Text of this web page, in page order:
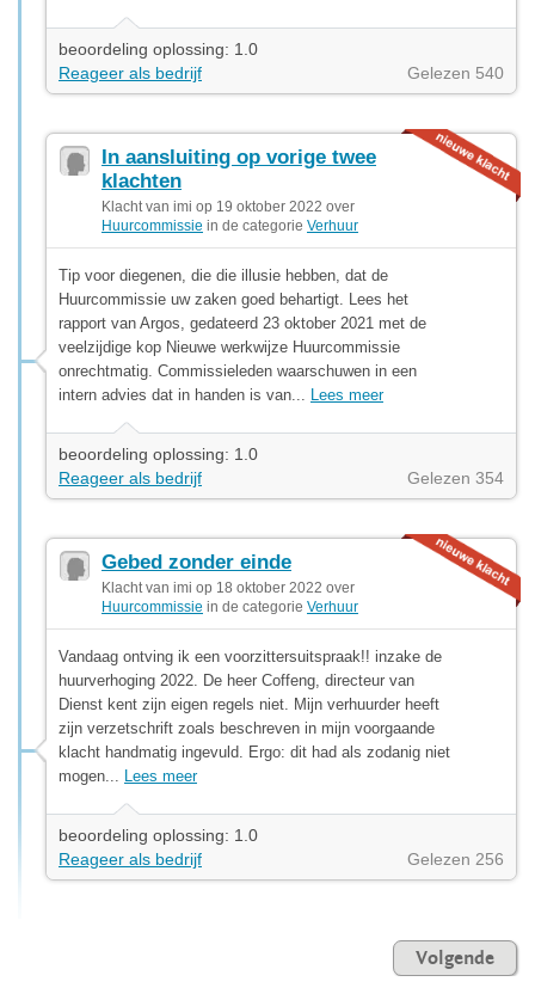
beoordeling oplossing: 1.0
Reageer als bedrijf
Gelezen 540
In aansluiting op vorige twee
klachten
Klacht van imi op 19 oktober 2022 over
Huurcommissie in de categorie Verhuur
Tip voor diegenen, die die illusie hebben, dat de
Huurcommissie uw zaken goed behartigt. Lees het
rapport van Argos, gedateerd 23 oktober 2021 met de
veelzijdige kop Nieuwe werkwijze Huurcommissie
onrechtmatig. Commissieleden waarschuwen in een
intern advies dat in handen is van... Lees meer
beoordeling oplossing: 1.0
Reageer als bedrijf
Gelezen 354
Gebed zonder einde
Klacht van imi op 18 oktober 2022 over
Huurcommissie in de categorie Verhuur
Vandaag ontving ik een voorzittersuitspraak!! inzake de
huurverhoging 2022. De heer Coffeng, directeur van
Dienst kent zijn eigen regels niet. Mijn verhuurder heeft
zijn verzetschrift zoals beschreven in mijn voorgaande
klacht handmatig ingevuld. Ergo: dit had als zodanig niet
mogen... Lees meer
beoordeling oplossing: 1.0
Reageer als bedrijf
Gelezen 256
Volgende